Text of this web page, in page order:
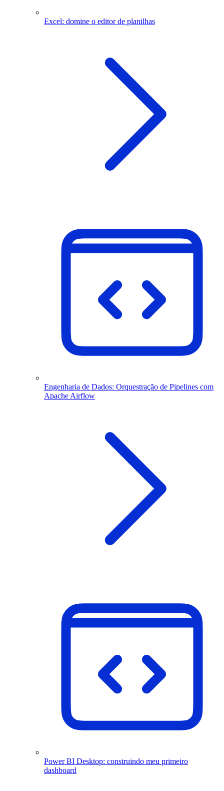
Excel: domine o editor de planilhas
Engenharia de Dados: Orquestração de Pipelines com
Apache Airflow
Power BI Desktop: construindo meu primeiro
dashboard